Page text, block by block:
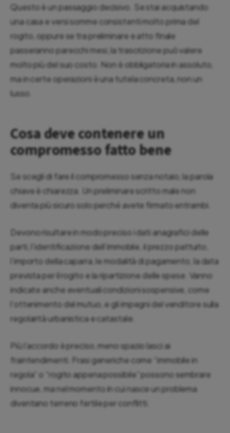
Questo è un passaggio decisivo. Se stai acquistando
una casa e versi somme consistenti molto prima del
rogito, oppure se tra preliminare e atto finale
passeranno parecchi mesi, la trascrizione può valere
molto più del suo costo. Non è obbligatoria in assoluto,
ma in certe operazioni è una tutela concreta, non un
lusso.
Cosa deve contenere un
compromesso fatto bene
Se scegli di fare il compromesso senza notaio, la parola
chiave è chiarezza. Un preliminare scritto male non
diventa più sicuro solo perché avete firmato entrambi.
Devono risultare in modo preciso i dati anagrafici delle
parti, l’identificazione dell’immobile, il prezzo pattuito,
l’importo della caparra, le modalità di pagamento, la data
prevista per il rogito e la ripartizione delle spese. Vanno
indicate anche eventuali condizioni sospensive, come
l’ottenimento del mutuo, e gli impegni del venditore sulla
regolarità urbanistica e catastale.
Più l’accordo è preciso, meno spazio lasci ai
fraintendimenti. Frasi generiche come “immobile in
regola” o “rogito appena possibile” possono sembrare
innocue, ma nel momento in cui nasce un problema
diventano terreno fertile per conflitti.